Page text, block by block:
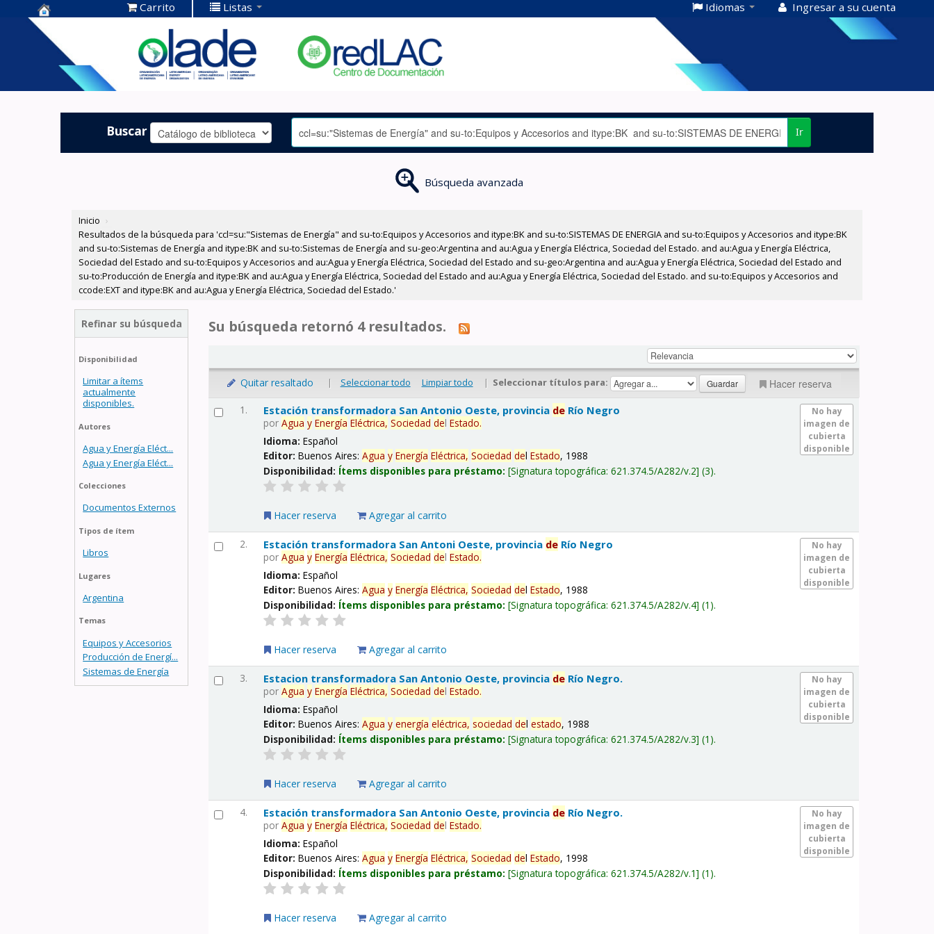
Centro de
Documentación
OLADE -
Carrito Listas Idiomas Ingresar a su cuenta
Buscar Ir
Búsqueda avanzada
Inicio ›
Resultados de la búsqueda para 'ccl=su:"Sistemas de Energía" and su-to:Equipos y Accesorios and itype:BK and su-to:SISTEMAS DE ENERGIA and su-to:Equipos y Accesorios and itype:BK
and su-to:Sistemas de Energía and itype:BK and su-to:Sistemas de Energía and su-geo:Argentina and au:Agua y Energía Eléctrica, Sociedad del Estado. and au:Agua y Energía Eléctrica,
Sociedad del Estado and su-to:Equipos y Accesorios and au:Agua y Energía Eléctrica, Sociedad del Estado and su-geo:Argentina and au:Agua y Energía Eléctrica, Sociedad del Estado and
su-to:Producción de Energía and itype:BK and au:Agua y Energía Eléctrica, Sociedad del Estado and au:Agua y Energía Eléctrica, Sociedad del Estado. and su-to:Equipos y Accesorios and
ccode:EXT and itype:BK and au:Agua y Energía Eléctrica, Sociedad del Estado.'
Refinar su búsqueda
Disponibilidad
Limitar a ítems
actualmente
disponibles.
Autores
Agua y Energía Eléct...
Agua y Energía Eléct...
Colecciones
Documentos Externos
Tipos de ítem
Libros
Lugares
Argentina
Temas
Equipos y Accesorios
Producción de Energí...
Sistemas de Energía
Su búsqueda retornó 4 resultados.
Quitar resaltado | Seleccionar todo Limpiar todo | Seleccionar títulos para: Hacer reserva
1.
No hay
imagen de
cubierta
disponible
Estación transformadora San Antonio Oeste, provincia de Río Negro
porAgua y Energía Eléctrica, Sociedad delEstado.
Idioma:Español
Editor:Buenos Aires:Agua y Energía Eléctrica, Sociedad delEstado, 1988
Disponibilidad: Ítems disponibles para préstamo: Signatura topográfica:621.374.5/A282/v.2 (3).
Hacer reserva Agregar al carrito
2.
No hay
imagen de
cubierta
disponible
Estación transformadora San Antoni Oeste, provincia de Río Negro
porAgua y Energía Eléctrica, Sociedad delEstado.
Idioma:Español
Editor:Buenos Aires:Agua y Energía Eléctrica, Sociedad delEstado, 1988
Disponibilidad: Ítems disponibles para préstamo: Signatura topográfica:621.374.5/A282/v.4 (1).
Hacer reserva Agregar al carrito
3.
No hay
imagen de
cubierta
disponible
Estacion transformadora San Antonio Oeste, provincia de Río Negro.
porAgua y Energía Eléctrica, Sociedad delEstado.
Idioma:Español
Editor:Buenos Aires:Agua y energía eléctrica, sociedad delestado, 1988
Disponibilidad: Ítems disponibles para préstamo: Signatura topográfica:621.374.5/A282/v.3 (1).
Hacer reserva Agregar al carrito
4.
No hay
imagen de
cubierta
disponible
Estación transformadora San Antonio Oeste, provincia de Río Negro.
porAgua y Energía Eléctrica, Sociedad delEstado.
Idioma:Español
Editor:Buenos Aires:Agua y Energía Eléctrica, Sociedad delEstado, 1998
Disponibilidad: Ítems disponibles para préstamo: Signatura topográfica:621.374.5/A282/v.1 (1).
Hacer reserva Agregar al carrito